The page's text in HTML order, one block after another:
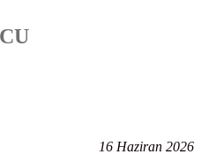
16 Haziran 2026